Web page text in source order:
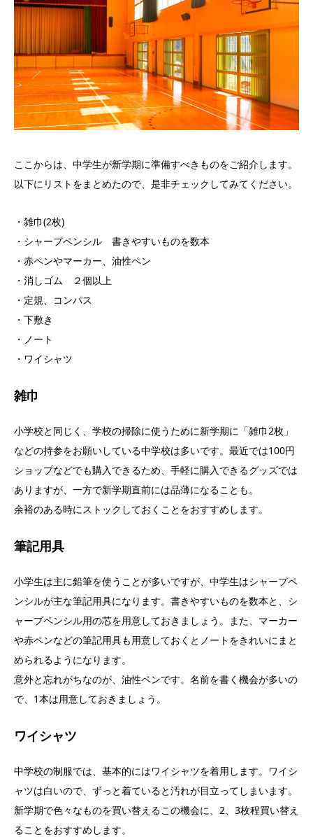
ここからは、中学生が新学期に準備すべきものをご紹介します。
以下にリストをまとめたので、是非チェックしてみてください。
・雑巾(2枚)
・シャープペンシル 書きやすいものを数本
・赤ペンやマーカー、油性ペン
・消しゴム ２個以上
・定規、コンパス
・下敷き
・ノート
・ワイシャツ
雑巾
小学校と同じく、学校の掃除に使うために新学期に「雑巾2枚」
などの持参をお願いしている中学校は多いです。最近では100円
ショップなどでも購入できるため、手軽に購入できるグッズでは
ありますが、一方で新学期直前には品薄になることも。
余裕のある時にストックしておくことをおすすめします。
筆記用具
小学生は主に鉛筆を使うことが多いですが、中学生はシャープペ
ンシルが主な筆記用具になります。書きやすいものを数本と、シ
ャープペンシル用の芯を用意しておきましょう。また、マーカー
や赤ペンなどの筆記用具も用意しておくとノートをきれいにまと
められるようになります。
意外と忘れがちなのが、油性ペンです。名前を書く機会が多いの
で、1本は用意しておきましょう。
ワイシャツ
中学校の制服では、基本的にはワイシャツを着用します。ワイシ
ャツは白いので、ずっと着ていると汚れが目立ってしまいます。
新学期で色々なものを買い替えるこの機会に、2、3枚程買い替え
ることをおすすめします。